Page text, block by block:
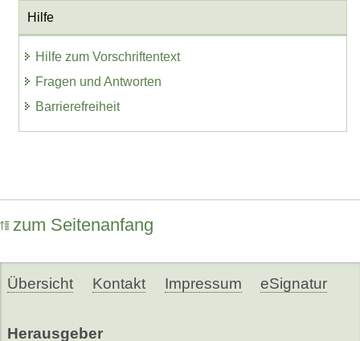
Hilfe
Hilfe zum Vorschriftentext
Fragen und Antworten
Barrierefreiheit
zum Seitenanfang
Übersicht Kontakt Impressum eSignatur
Herausgeber